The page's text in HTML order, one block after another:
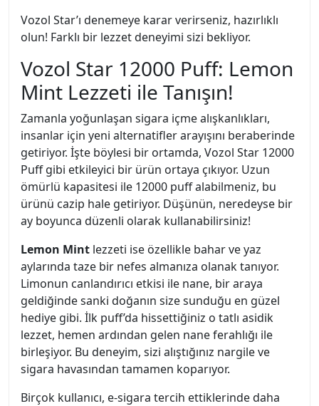
Vozol Star’ı denemeye karar verirseniz, hazırlıklı
olun! Farklı bir lezzet deneyimi sizi bekliyor.
Vozol Star 12000 Puff: Lemon
Mint Lezzeti ile Tanışın!
Zamanla yoğunlaşan sigara içme alışkanlıkları,
insanlar için yeni alternatifler arayışını beraberinde
getiriyor. İşte böylesi bir ortamda, Vozol Star 12000
Puff gibi etkileyici bir ürün ortaya çıkıyor. Uzun
ömürlü kapasitesi ile 12000 puff alabilmeniz, bu
ürünü cazip hale getiriyor. Düşünün, neredeyse bir
ay boyunca düzenli olarak kullanabilirsiniz!
Lemon Mint lezzeti ise özellikle bahar ve yaz
aylarında taze bir nefes almanıza olanak tanıyor.
Limonun canlandırıcı etkisi ile nane, bir araya
geldiğinde sanki doğanın size sunduğu en güzel
hediye gibi. İlk puff’da hissettiğiniz o tatlı asidik
lezzet, hemen ardından gelen nane ferahlığı ile
birleşiyor. Bu deneyim, sizi alıştığınız nargile ve
sigara havasından tamamen koparıyor.
Birçok kullanıcı, e-sigara tercih ettiklerinde daha